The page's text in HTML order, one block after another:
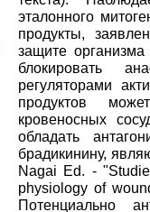
эталонного
продукты,
защите
блокировать
регуляторами
продуктов
кровеносных
обладать
брадикинину,
Nagai Ed. -
physiology of
Потенциально